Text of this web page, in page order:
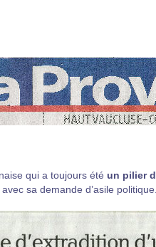
qui a toujours été un pilier
sa demande d’asile politique.